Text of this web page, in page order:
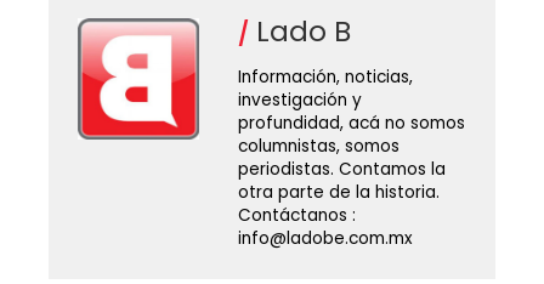
Lado B
Información, noticias,
investigación y
profundidad, acá no somos
columnistas, somos
periodistas. Contamos la
otra parte de la historia.
Contáctanos :
info@ladobe.com.mx